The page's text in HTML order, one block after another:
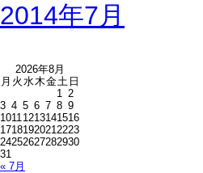
2014年7月
2026年8月
月 火 水木金土 日
« 7月
1 2
3 4 5 6 7 8 9
10111213141516
17181920212223
24252627282930
31